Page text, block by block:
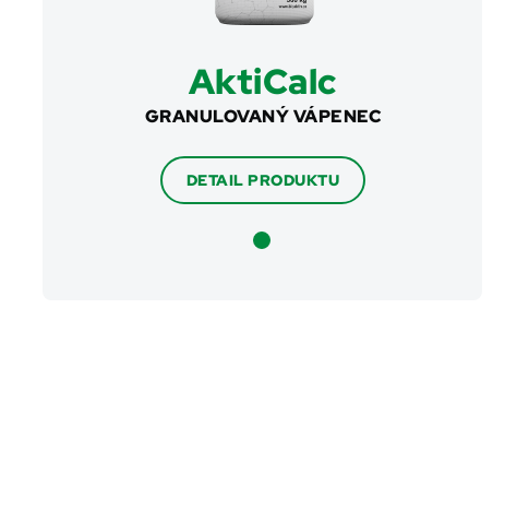
AktiCalc
GRANULOVANÝ VÁPENEC
DETAIL PRODUKTU